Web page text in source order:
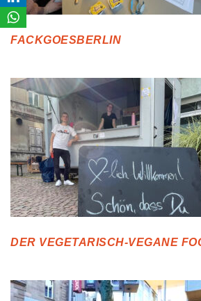
FACKGOESBERLIN
DER VEGETARISCH-VEGANE